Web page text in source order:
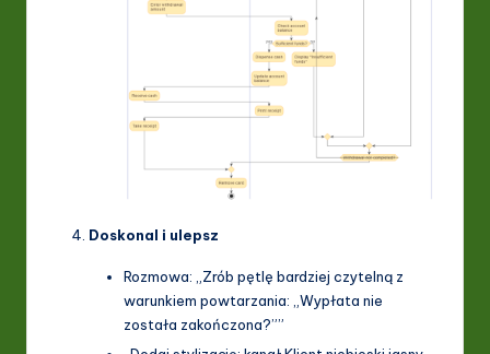
Doskonal i ulepsz
Rozmowa: „Zrób pętlę bardziej czytelną z
warunkiem powtarzania: „Wypłata nie
została zakończona?””